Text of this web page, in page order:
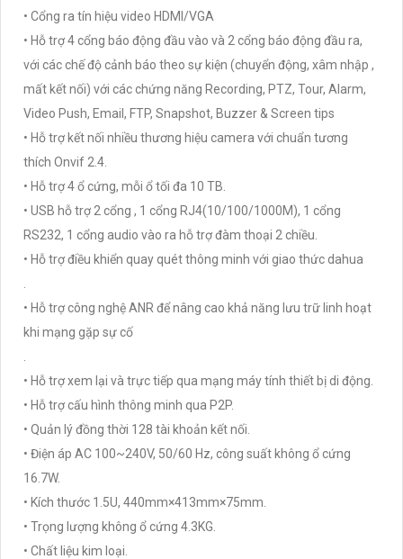
• Cổng ra tín hiệu video HDMI/VGA
• Hỗ trợ 4 cổng báo động đầu vào và 2 cổng báo động đầu ra,
với các chế độ cảnh báo theo sự kiện (chuyển động, xâm nhập ,
mất kết nối) với các chứng năng Recording, PTZ, Tour, Alarm,
Video Push, Email, FTP, Snapshot, Buzzer & Screen tips
• Hỗ trợ kết nối nhiều thương hiệu camera với chuẩn tương
thích Onvif 2.4.
• Hỗ trợ 4 ổ cứng, mỗi ổ tối đa 10 TB.
• USB hỗ trợ 2 cổng , 1 cổng RJ4(10/100/1000M), 1 cổng
RS232, 1 cổng audio vào ra hỗ trợ đàm thoại 2 chiều.
• Hỗ trợ điều khiển quay quét thông minh với giao thức dahua
• Hỗ trợ công nghệ ANR để nâng cao khả năng lưu trữ linh hoạt
khi mạng gặp sự cố
• Hỗ trợ xem lại và trực tiếp qua mạng máy tính thiết bị di động.
• Hỗ trợ cấu hình thông minh qua P2P.
• Quản lý đồng thời 128 tài khoản kết nối.
• Điện áp AC 100~240V, 50/60 Hz, công suất không ổ cứng
16.7W.
• Kích thước 1.5U, 440mm×413mm×75mm.
• Trọng lượng không ổ cứng 4.3KG.
• Chất liệu kim loại.